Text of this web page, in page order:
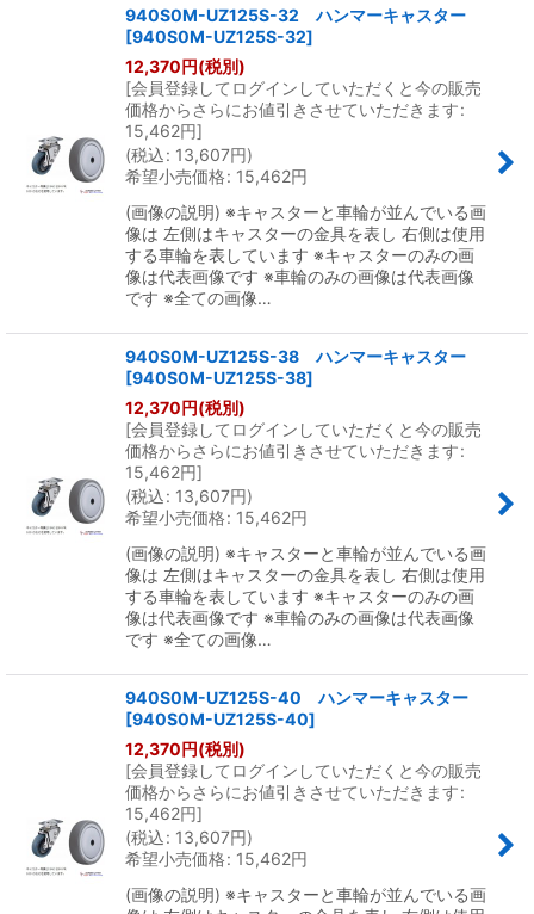
940S0M-UZ125S-32 ハンマーキャスター
[940S0M-UZ125S-32]
12,370円(税別)
[会員登録してログインしていただくと今の販売
価格からさらにお値引きさせていただきます:
15,462円]
(税込: 13,607円)
希望小売価格: 15,462円
(画像の説明) ※キャスターと車輪が並んでいる画
像は 左側はキャスターの金具を表し 右側は使用
する車輪を表しています ※キャスターのみの画
像は代表画像です ※車輪のみの画像は代表画像
です ※全ての画像…
940S0M-UZ125S-38 ハンマーキャスター
[940S0M-UZ125S-38]
12,370円(税別)
[会員登録してログインしていただくと今の販売
価格からさらにお値引きさせていただきます:
15,462円]
(税込: 13,607円)
希望小売価格: 15,462円
(画像の説明) ※キャスターと車輪が並んでいる画
像は 左側はキャスターの金具を表し 右側は使用
する車輪を表しています ※キャスターのみの画
像は代表画像です ※車輪のみの画像は代表画像
です ※全ての画像…
940S0M-UZ125S-40 ハンマーキャスター
[940S0M-UZ125S-40]
12,370円(税別)
[会員登録してログインしていただくと今の販売
価格からさらにお値引きさせていただきます:
15,462円]
(税込: 13,607円)
希望小売価格: 15,462円
(画像の説明) ※キャスターと車輪が並んでいる画